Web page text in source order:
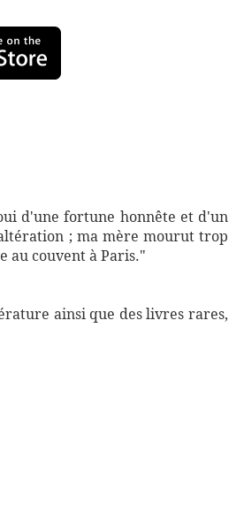
d'une fortune honnête et d'un
; ma mère mourut trop
au couvent à Paris."
ainsi que des livres rares,